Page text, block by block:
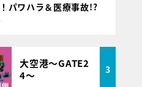
パワハラ＆医療事故!?
大空港～GATE2
4～
3